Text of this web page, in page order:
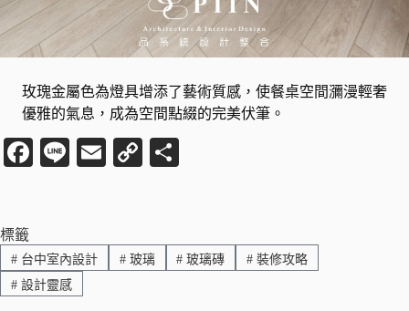
玫瑰金屬色為燈具增添了藝術質感，使餐桌空間瀰漫輕奢
優雅的氣息，成為空間點綴的完美伏筆。
Fa
ok
Li
E
C
Li
nk
標籤
#台中室內設計 #玻璃 # 玻璃磚 # 裝修攻略
#設計靈感